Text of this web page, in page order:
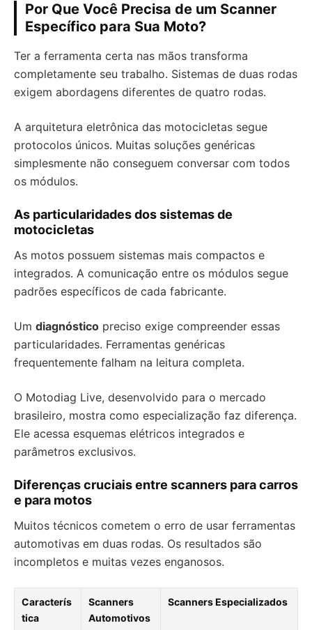
Por Que Você Precisa de um Scanner
Específico para Sua Moto?
Ter a ferramenta certa nas mãos transforma
completamente seu trabalho. Sistemas de duas rodas
exigem abordagens diferentes de quatro rodas.
A arquitetura eletrônica das motocicletas segue
protocolos únicos. Muitas soluções genéricas
simplesmente não conseguem conversar com todos
os módulos.
As particularidades dos sistemas de
motocicletas
As motos possuem sistemas mais compactos e
integrados. A comunicação entre os módulos segue
padrões específicos de cada fabricante.
Um diagnóstico preciso exige compreender essas
particularidades. Ferramentas genéricas
frequentemente falham na leitura completa.
O Motodiag Live, desenvolvido para o mercado
brasileiro, mostra como especialização faz diferença.
Ele acessa esquemas elétricos integrados e
parâmetros exclusivos.
Diferenças cruciais entre scanners para carros
e para motos
Muitos técnicos cometem o erro de usar ferramentas
automotivas em duas rodas. Os resultados são
incompletos e muitas vezes enganosos.
Caracterís
tica
Scanners
Automotivos
Scanners Especializados